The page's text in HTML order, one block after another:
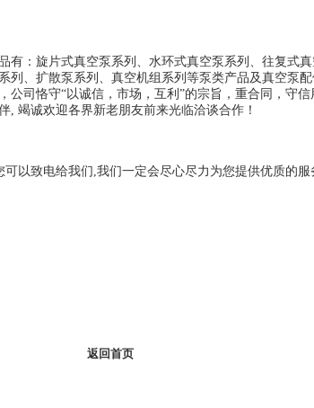
有： 旋片式真空泵系列 、 水环式真空泵系列 、 往复式真
列 、 扩散泵系列 、 真空机组系列 等泵类产品及真空泵
公司恪守“以诚信，市场，互利”的宗旨，重合同，守
, 竭诚欢迎各界新老朋友前来光临洽谈合作！
以致电给我们,我们一定会尽心尽力为您提供优质的服
返回首页